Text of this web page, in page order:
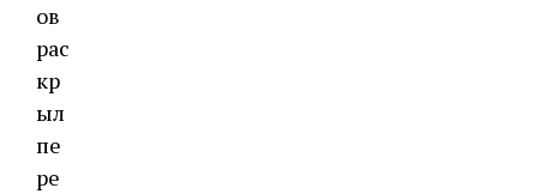
ов
рас
кр
ыл
пе
ре